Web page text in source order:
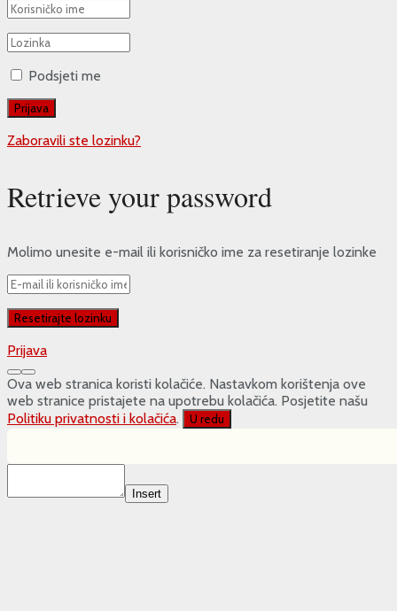
Podsjeti me
Zaboravili ste lozinku?
Retrieve your password
Molimo unesite e-mail ili korisničko ime za resetiranje lozinke
Prijava
Ova web stranica koristi kolačiće. Nastavkom korištenja ove
web stranice pristajete na upotrebu kolačića. Posjetite našu
Politiku privatnosti i kolačića. U redu
Insert